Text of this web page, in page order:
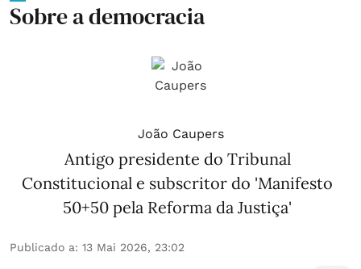
Sobre a democracia
João Caupers
Antigo presidente do Tribunal
Constitucional e subscritor do 'Manifesto
50+50 pela Reforma da Justiça'
Publicado a: 13 Mai 2026, 23:02